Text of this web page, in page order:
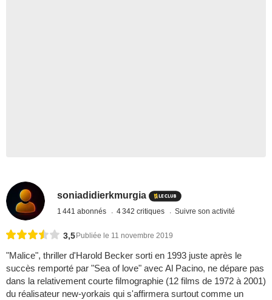
soniadidierkmurgia
1 441 abonnés 4 342 critiques Suivre son activité
3,5 Publiée le 11 novembre 2019
"Malice", thriller d'Harold Becker sorti en 1993 juste après le
succès remporté par "Sea of love" avec Al Pacino, ne dépare pas
dans la relativement courte filmographie (12 films de 1972 à 2001)
du réalisateur new-yorkais qui s'affirmera surtout comme un